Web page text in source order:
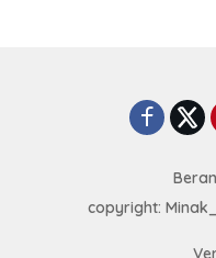
copyright: